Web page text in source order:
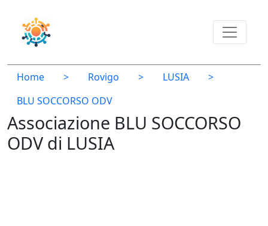
Home > Rovigo > LUSIA
>
BLU SOCCORSO ODV
Associazione BLU SOCCORSO
ODV di LUSIA